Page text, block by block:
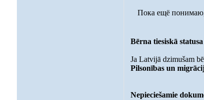
Пока ещё понимаю,
Bērna tiesiskā
Ja Latvijā dzimušam
Pilsonības un
Nepieciešamie